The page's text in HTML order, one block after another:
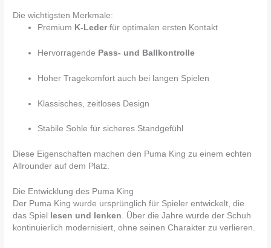
Die wichtigsten Merkmale:
Premium K-Lederfür optimalen ersten Kontakt
Hervorragende Pass- und Ballkontrolle
Hoher Tragekomfort auch bei langen Spielen
Klassisches, zeitloses Design
Stabile Sohle für sicheres Standgefühl
Diese Eigenschaften machen den Puma King zu einem echten
Allrounder auf dem Platz.
Die Entwicklung des Puma King
Der Puma King wurde ursprünglich für Spieler entwickelt, die
das Spiel
lesen und lenken. Über die Jahre wurde der Schuh
kontinuierlich modernisiert, ohne seinen Charakter zu verlieren.